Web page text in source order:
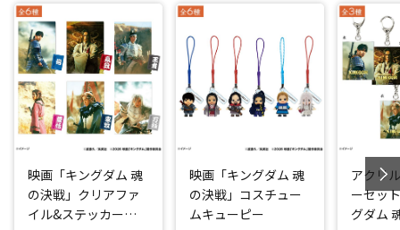
映画「キングダム 魂
の決戦」クリアファ
イル&ステッカーセ
映画「キングダム 魂
の決戦」コスチュー
ムキューピー
アクリ
ーセッ
グダム